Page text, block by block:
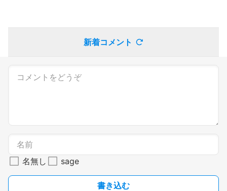
新着コメント
名無し sage
書き込む